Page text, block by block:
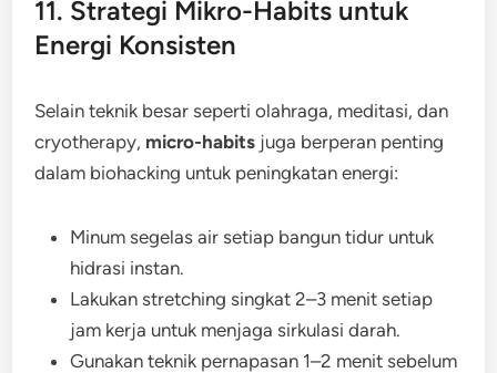
11. Strategi Mikro-Habits untuk
Energi Konsisten
Selain teknik besar seperti olahraga, meditasi, dan
cryotherapy, micro-habits juga berperan penting
dalam biohacking untuk peningkatan energi:
Minum segelas air setiap bangun tidur untuk
hidrasi instan.
Lakukan stretching singkat 2–3 menit setiap
jam kerja untuk menjaga sirkulasi darah.
Gunakan teknik pernapasan 1–2 menit sebelum